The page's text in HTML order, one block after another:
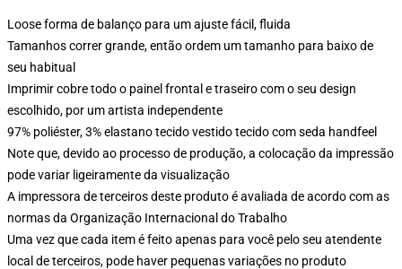
Loose forma de balanço para um ajuste fácil, fluida
Tamanhos correr grande, então ordem um tamanho para baixo de
seu habitual
Imprimir cobre todo o painel frontal e traseiro com o seu design
escolhido, por um artista independente
97% poliéster, 3% elastano tecido vestido tecido com seda handfeel
Note que, devido ao processo de produção, a colocação da impressão
pode variar ligeiramente da visualização
A impressora de terceiros deste produto é avaliada de acordo com as
normas da Organização Internacional do Trabalho
Uma vez que cada item é feito apenas para você pelo seu atendente
local de terceiros, pode haver pequenas variações no produto